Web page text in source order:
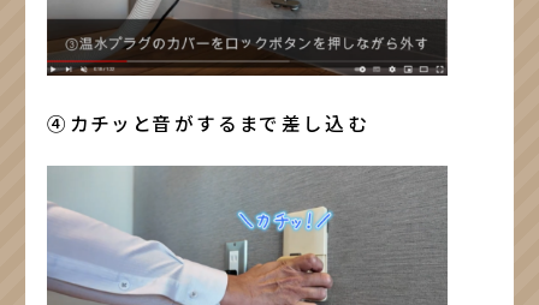
④カチッと音がするまで差し込む